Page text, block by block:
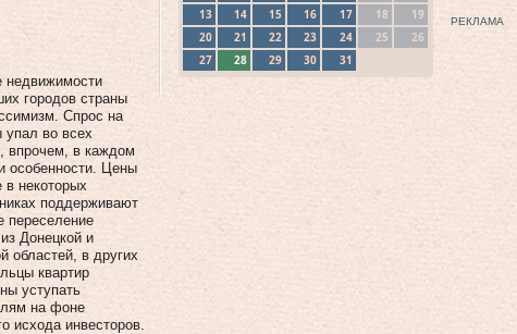
недвижимости
городов страны
Спрос на
упал во всех
впрочем, в каждом
особенности. Цены
в некоторых
поддерживают
переселение
Донецкой и
областей, в других
квартир
уступать
на фоне
исхода инвесторов.
13
14 15 16 17 18
19
20
21 22 23 24 25
26
27
28 29 30 31
РЕКЛАМА